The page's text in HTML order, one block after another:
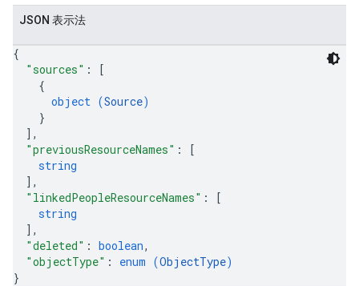
JSON 表示法
{
"sources" :
[
{
object (Source)
}
] ,
"previousResourceNames" :
[
string
] ,
"linkedPeopleResourceNames" :
[
string
] ,
"deleted" : boolean,
"objectType" : enum (ObjectType)
}